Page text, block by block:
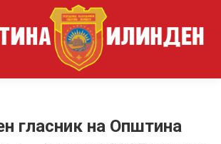
гласник на Општина